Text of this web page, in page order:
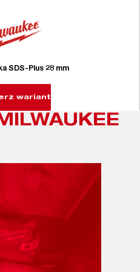
SDS-Plus 28 mm
wariant